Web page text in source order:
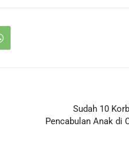
Sudah 10
Pencabulan Anak di